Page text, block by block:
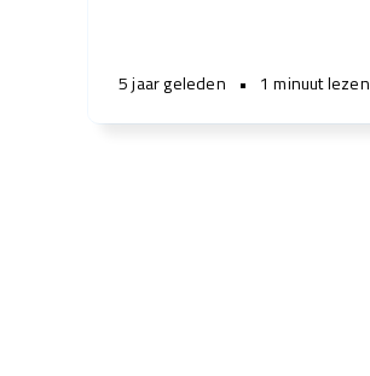
5 jaar geleden • 1 minuut lezen